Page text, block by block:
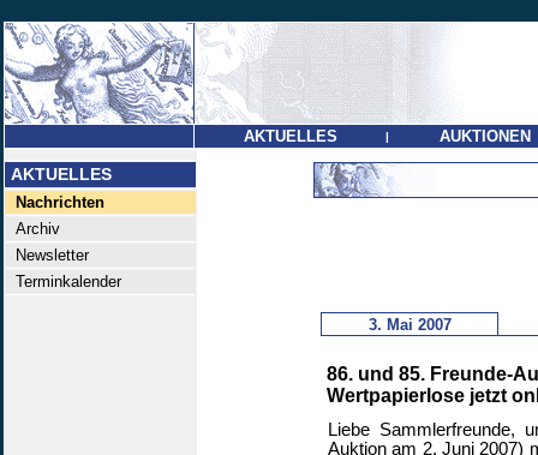
AKTUELLES | AUKTIONEN
AKTUELLES
Nachrichten
Archiv
Newsletter
Terminkalender
3. Mai 2007
86. und 85. Freunde-
Wertpapierlose jetzt
Liebe Sammlerfreunde,
Auktion am 2. Juni 2007)